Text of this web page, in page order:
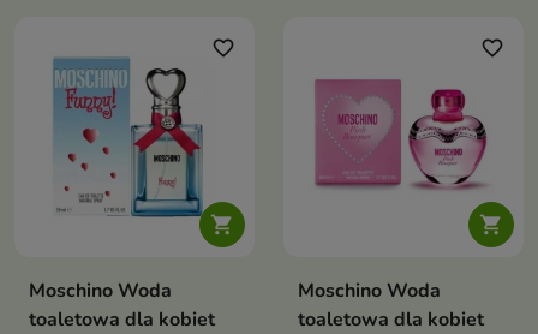

favorite_border
Moschino Woda
toaletowa dla kobiet

favorite_border
Moschino Woda
toaletowa dla kobiet